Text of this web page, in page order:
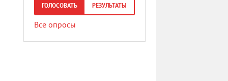
ГОЛОСОВАТЬ РЕЗУЛЬТАТЫ
Все опросы